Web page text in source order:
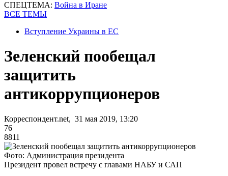
СПЕЦТЕМА: Война в Иране
ВСЕ ТЕМЫ
Вступление Украины в ЕС
Зеленский пообещал
защитить
антикоррупционеров
Корреспондент.net, 31 мая 2019, 13:20
76
8811
Фото: Администрация президента
Президент провел встречу с главами НАБУ и САП